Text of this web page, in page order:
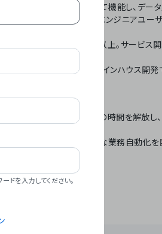
連携データベースとして機能し、データ
成などの業務を自動化。非エンジニアユー
超、直近成長率300%以上。サービス
プラットフォームで完結。インハウス開
」 – テクノロジーで人々の時間を解放し
Automation」 – 世界的な業務自動化を
を入力してください。